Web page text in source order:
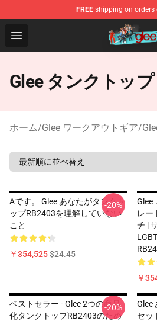
FREE shipping on orders
Open menu
Glee Store - Official Glee
Glee タンクトップ
ホーム/Glee ワークアウトギア/
Aです。 Glee あなたがタンクト
ップRB2403を理解していない
こと
￥354,525$24.45
-20%
Glee
レー
チ |
￥
ベストセラー - Glee 2つの商品
化タンクトップRB2403のため
-20%
Glee
セッ